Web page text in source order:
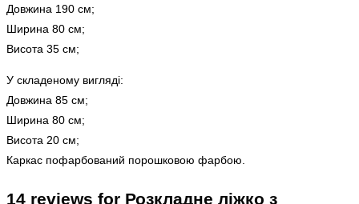
Довжина 190 см;
Ширина 80 см;
Висота 35 см;
У складеному вигляді:
Довжина 85 см;
Ширина 80 см;
Висота 20 см;
Каркас пофарбований порошковою фарбою.
14 reviews for Розкладне ліжко з